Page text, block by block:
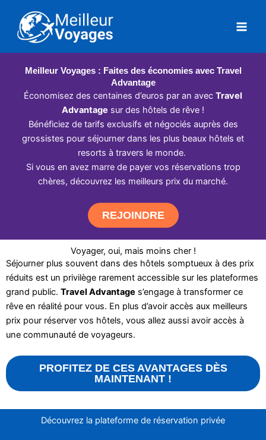
contenu
Meilleur Voyages : Faites des économies avec Travel
Advantage
Économisez des centaines d’euros par an avec Travel
Advantage sur des hôtels de rêve !
Bénéficiez de tarifs exclusifs et négociés auprès des
grossistes pour séjourner dans les plus beaux hôtels et
resorts à travers le monde.
Si vous en avez marre de payer vos réservations trop
chères, découvrez les meilleurs prix du marché.
REJOINDRE
Voyager, oui, mais moins cher !
Séjourner plus souvent dans des hôtels somptueux à des prix
réduits est un privilège rarement accessible sur les plateformes
grand public. Travel Advantage s’engage à transformer ce
rêve en réalité pour vous. En plus d’avoir accès aux meilleurs
prix pour réserver vos hôtels, vous allez aussi avoir accès à
une communauté de voyageurs.
PROFITEZ DE CES AVANTAGES DÈS
MAINTENANT !
Découvrez la plateforme de réservation privée